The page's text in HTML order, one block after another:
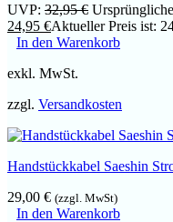
UVP: 32,95€
24,95 €Aktueller Preis ist:
In den Warenkorb
exkl. MwSt.
zzgl. Versandkosten
Handstückkabel Saeshin
29,00 € (zzgl. MwSt)
In den Warenkorb